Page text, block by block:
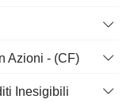
Azioni - (CF)
Inesigibili